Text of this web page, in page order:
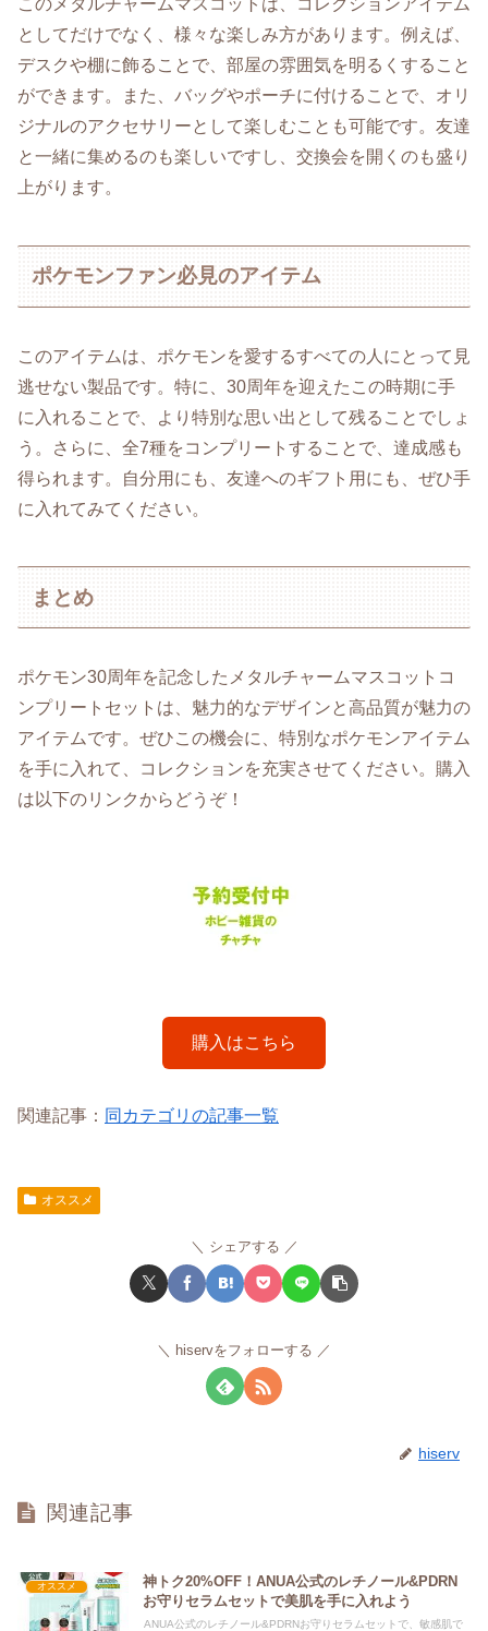
このメタルチャームマスコットは、コレクションアイテム
としてだけでなく、様々な楽しみ方があります。例えば、
デスクや棚に飾ることで、部屋の雰囲気を明るくすること
ができます。また、バッグやポーチに付けることで、オリ
ジナルのアクセサリーとして楽しむことも可能です。友達
と一緒に集めるのも楽しいですし、交換会を開くのも盛り
上がります。
ポケモンファン必見のアイテム
このアイテムは、ポケモンを愛するすべての人にとって見
逃せない製品です。特に、30周年を迎えたこの時期に手
に入れることで、より特別な思い出として残ることでしょ
う。さらに、全7種をコンプリートすることで、達成感も
得られます。自分用にも、友達へのギフト用にも、ぜひ手
に入れてみてください。
まとめ
ポケモン30周年を記念したメタルチャームマスコットコ
ンプリートセットは、魅力的なデザインと高品質が魅力の
アイテムです。ぜひこの機会に、特別なポケモンアイテム
を手に入れて、コレクションを充実させてください。購入
は以下のリンクからどうぞ！
購入はこちら
関連記事： 同カテゴリの記事一覧
オススメ
シェアする
hiservをフォローする
hiserv
関連記事
オススメ
神トク20%OFF！ANUA公式のレチノール&PDRN
お守りセラムセットで美肌を手に入れよう
ANUA公式のレチノール&PDRNお守りセラムセットで、敏感肌で